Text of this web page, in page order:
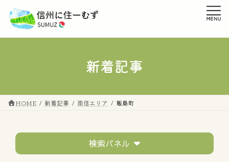
ン
プ
ー
動
新着記事
HOME 新着記事 南信エリア 飯島町
テーマ
検索パネル